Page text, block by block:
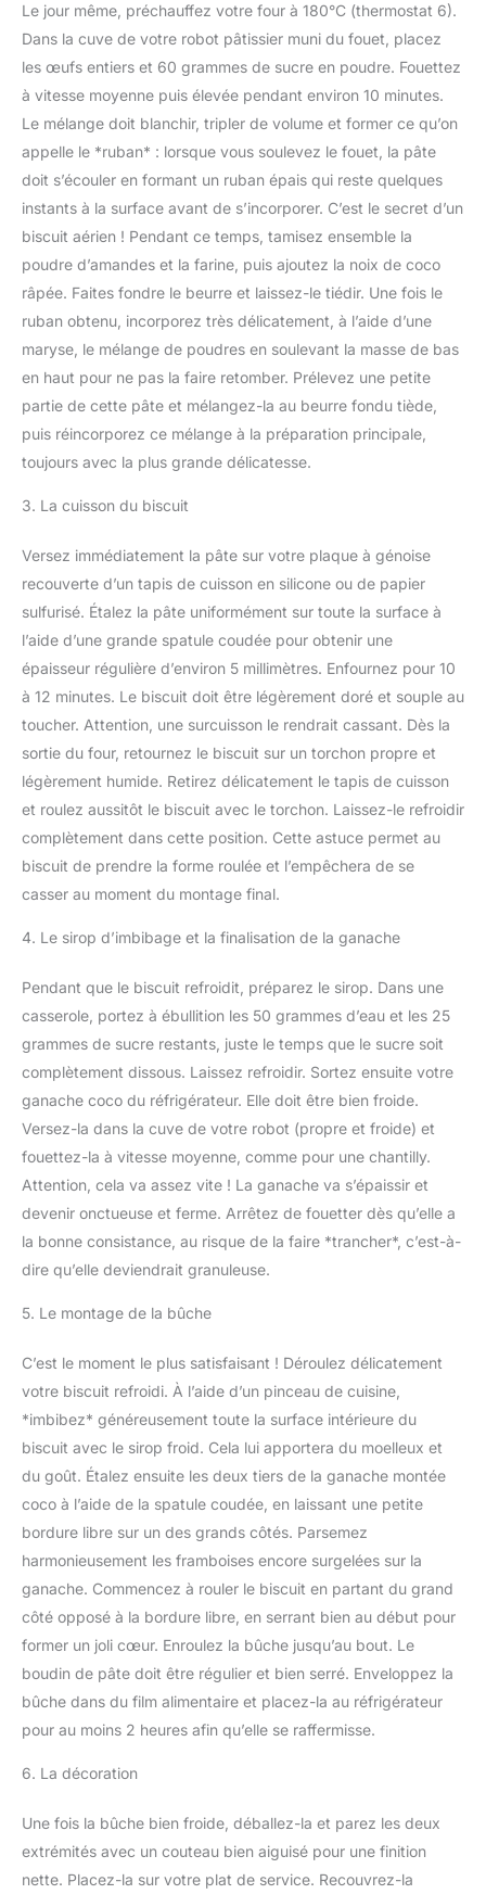
Le jour même, préchauffez votre four à 180°C (thermostat 6).
Dans la cuve de votre robot pâtissier muni du fouet, placez
les œufs entiers et 60 grammes de sucre en poudre. Fouettez
à vitesse moyenne puis élevée pendant environ 10 minutes.
Le mélange doit blanchir, tripler de volume et former ce qu’on
appelle le *ruban* : lorsque vous soulevez le fouet, la pâte
doit s’écouler en formant un ruban épais qui reste quelques
instants à la surface avant de s’incorporer. C’est le secret d’un
biscuit aérien ! Pendant ce temps, tamisez ensemble la
poudre d’amandes et la farine, puis ajoutez la noix de coco
râpée. Faites fondre le beurre et laissez-le tiédir. Une fois le
ruban obtenu, incorporez très délicatement, à l’aide d’une
maryse, le mélange de poudres en soulevant la masse de bas
en haut pour ne pas la faire retomber. Prélevez une petite
partie de cette pâte et mélangez-la au beurre fondu tiède,
puis réincorporez ce mélange à la préparation principale,
toujours avec la plus grande délicatesse.
3. La cuisson du biscuit
Versez immédiatement la pâte sur votre plaque à génoise
recouverte d’un tapis de cuisson en silicone ou de papier
sulfurisé. Étalez la pâte uniformément sur toute la surface à
l’aide d’une grande spatule coudée pour obtenir une
épaisseur régulière d’environ 5 millimètres. Enfournez pour 10
à 12 minutes. Le biscuit doit être légèrement doré et souple au
toucher. Attention, une surcuisson le rendrait cassant. Dès la
sortie du four, retournez le biscuit sur un torchon propre et
légèrement humide. Retirez délicatement le tapis de cuisson
et roulez aussitôt le biscuit avec le torchon. Laissez-le refroidir
complètement dans cette position. Cette astuce permet au
biscuit de prendre la forme roulée et l’empêchera de se
casser au moment du montage final.
4. Le sirop d’imbibage et la finalisation de la ganache
Pendant que le biscuit refroidit, préparez le sirop. Dans une
casserole, portez à ébullition les 50 grammes d’eau et les 25
grammes de sucre restants, juste le temps que le sucre soit
complètement dissous. Laissez refroidir. Sortez ensuite votre
ganache coco du réfrigérateur. Elle doit être bien froide.
Versez-la dans la cuve de votre robot (propre et froide) et
fouettez-la à vitesse moyenne, comme pour une chantilly.
Attention, cela va assez vite ! La ganache va s’épaissir et
devenir onctueuse et ferme. Arrêtez de fouetter dès qu’elle a
la bonne consistance, au risque de la faire *trancher*, c’est-à-
dire qu’elle deviendrait granuleuse.
5. Le montage de la bûche
C’est le moment le plus satisfaisant ! Déroulez délicatement
votre biscuit refroidi. À l’aide d’un pinceau de cuisine,
*imbibez* généreusement toute la surface intérieure du
biscuit avec le sirop froid. Cela lui apportera du moelleux et
du goût. Étalez ensuite les deux tiers de la ganache montée
coco à l’aide de la spatule coudée, en laissant une petite
bordure libre sur un des grands côtés. Parsemez
harmonieusement les framboises encore surgelées sur la
ganache. Commencez à rouler le biscuit en partant du grand
côté opposé à la bordure libre, en serrant bien au début pour
former un joli cœur. Enroulez la bûche jusqu’au bout. Le
boudin de pâte doit être régulier et bien serré. Enveloppez la
bûche dans du film alimentaire et placez-la au réfrigérateur
pour au moins 2 heures afin qu’elle se raffermisse.
6. La décoration
Une fois la bûche bien froide, déballez-la et parez les deux
extrémités avec un couteau bien aiguisé pour une finition
nette. Placez-la sur votre plat de service. Recouvrez-la